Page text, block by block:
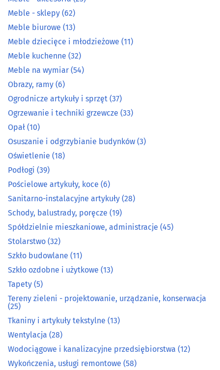
Kosztorysowanie(7)
Łazienki - wyposażenie
Markety budowlane
Meble - akcesoria(25)
Meble - sklepy (62)
Meble biurowe(13)
Meble dziecięce i młodzieżowe
Meble kuchenne(32)
Meble na wymiar
Obrazy, ramy(6)
Ogrodnicze artykuły i sprzęt
Ogrzewanie i techniki grzewcze
Opał(10)
Osuszanie i odgrzybianie budynków(3)
Meble - sklepy (62)
Meble biurowe (13)
Meble dziecięce i młodzieżowe (11)
Meble kuchenne (32)
Meble na wymiar (54)
Obrazy, ramy (6)
Ogrodnicze artykuły i sprzęt (37)
Ogrzewanie i techniki grzewcze (33)
Opał (10)
Osuszanie i odgrzybianie budynków (3)
Oświetlenie (18)
Podłogi (39)
Pościelowe artykuły, koce (6)
Sanitarno-instalacyjne artykuły (28)
Schody, balustrady, poręcze (19)
Spółdzielnie mieszkaniowe, administracje (45)
Stolarstwo (32)
Szkło budowlane (11)
Szkło ozdobne i użytkowe (13)
Tapety (5)
Tereny zieleni - projektowanie, urządzanie, konserwacja
(25)
Tkaniny i artykuły tekstylne (13)
Wentylacja (28)
Wodociągowe i kanalizacyjne przedsiębiorstwa (12)
Wykończenia, usługi remontowe (58)